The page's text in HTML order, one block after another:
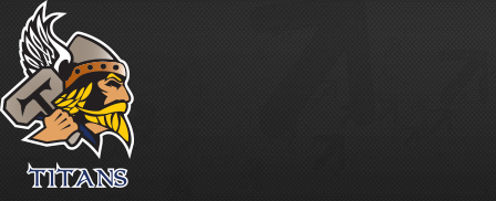
Olivier Lafrenière chez les Titans |
Titans de témiscaming